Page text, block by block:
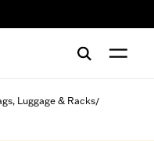
Luggage & Racks/